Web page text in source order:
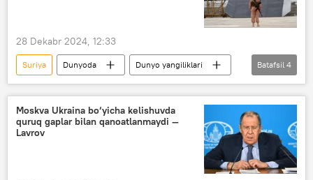
28 Dekabr 2024, 12:33
Suriya Dunyoda
Dunyo yangiliklari
Rossiya
AQSh
Buyuk Britaniya
terror
Batafsil 4
Moskva Ukraina bo‘yicha kelishuvda
quruq gaplar bilan qanoatlanmaydi —
Lavrov